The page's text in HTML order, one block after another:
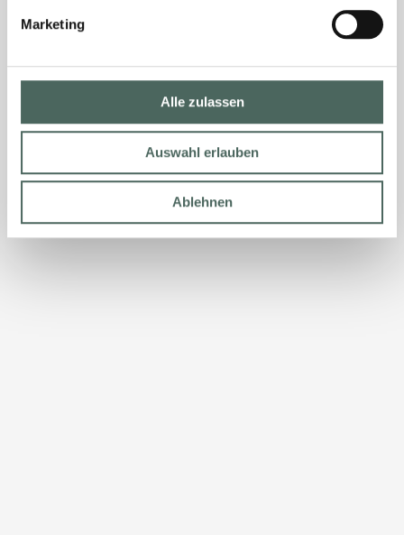
Marketing
Alle zulassen
Auswahl erlauben
Ablehnen